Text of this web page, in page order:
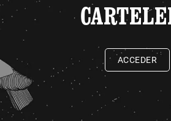
ACCEDER